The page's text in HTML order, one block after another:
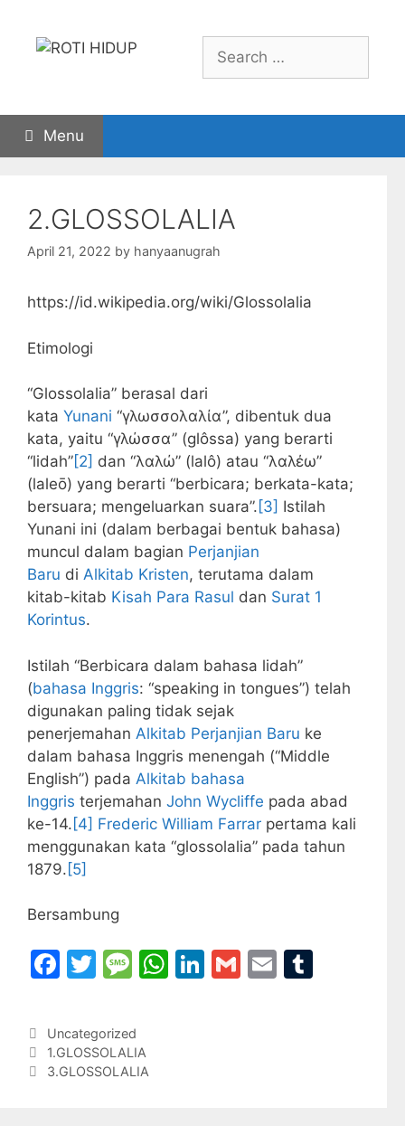
content
Search
for:
Menu
2.GLOSSOLALIA
April 21, 2022 by hanyaanugrah
https://id.wikipedia.org/wiki/Glossolalia
Etimologi
“Glossolalia” berasal dari
kata Yunani “γλωσσολαλία”, dibentuk dua
kata, yaitu “γλώσσα” (glôssa) yang berarti
“lidah”[2] dan “λαλώ” (lalô) atau “λαλέω”
(laleō) yang berarti “berbicara; berkata-kata;
bersuara; mengeluarkan suara”. [3] Istilah
Yunani ini (dalam berbagai bentuk bahasa)
muncul dalam bagian Perjanjian
Baru di Alkitab Kristen, terutama dalam
kitab-kitab Kisah Para Rasul dan Surat 1
Korintus.
Istilah “Berbicara dalam bahasa lidah”
(bahasa Inggris: “speaking in tongues”) telah
digunakan paling tidak sejak
penerjemahan Alkitab Perjanjian Baru ke
dalam bahasa Inggris menengah (“Middle
English”) pada Alkitab bahasa
Inggris terjemahan John Wycliffe pada abad
ke-14. [4] Frederic William Farrar pertama kali
menggunakan kata “glossolalia” pada tahun
1879. [5]
Bersambung
F
e
b
T
itt
er
M
s
s
a
W Li G
E
Categories
Uncategorized
1.GLOSSOLALIA
3.GLOSSOLALIA